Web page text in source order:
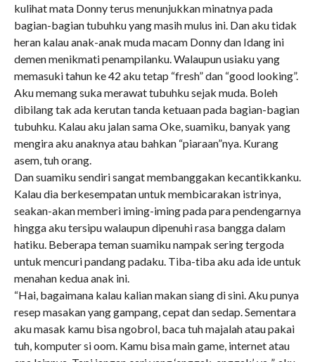
kulihat mata Donny terus menunjukkan minatnya pada
bagian-bagian tubuhku yang masih mulus ini. Dan aku tidak
heran kalau anak-anak muda macam Donny dan Idang ini
demen menikmati penampilanku. Walaupun usiaku yang
memasuki tahun ke 42 aku tetap “fresh” dan “good looking”.
Aku memang suka merawat tubuhku sejak muda. Boleh
dibilang tak ada kerutan tanda ketuaan pada bagian-bagian
tubuhku. Kalau aku jalan sama Oke, suamiku, banyak yang
mengira aku anaknya atau bahkan “piaraan”nya. Kurang
asem, tuh orang.
Dan suamiku sendiri sangat membanggakan kecantikkanku.
Kalau dia berkesempatan untuk membicarakan istrinya,
seakan-akan memberi iming-iming pada para pendengarnya
hingga aku tersipu walaupun dipenuhi rasa bangga dalam
hatiku. Beberapa teman suamiku nampak sering tergoda
untuk mencuri pandang padaku. Tiba-tiba aku ada ide untuk
menahan kedua anak ini.
“Hai, bagaimana kalau kalian makan siang di sini. Aku punya
resep masakan yang gampang, cepat dan sedap. Sementara
aku masak kamu bisa ngobrol, baca tuh majalah atau pakai
tuh, komputer si oom. Kamu bisa main game, internet atau